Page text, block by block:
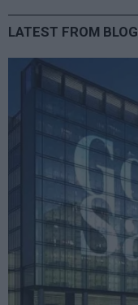
LATEST FROM BLOG